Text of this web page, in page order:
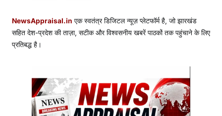
NewsAppraisal.in एक स्वतंत्र डिजिटल न्यूज़ प्लेटफॉर्म है, जो झारखंड
सहित देश-प्रदेश की ताज़ा, सटीक और विश्वसनीय खबरें पाठकों तक पहुंचाने के लिए
प्रतिबद्ध है।